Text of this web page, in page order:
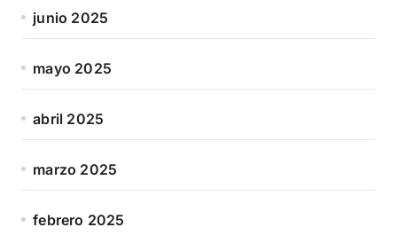
junio 2025
mayo 2025
abril 2025
marzo 2025
febrero 2025